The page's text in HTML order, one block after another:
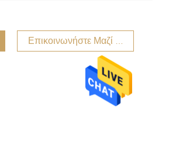
Επικοινωνήστε Μαζί Μας